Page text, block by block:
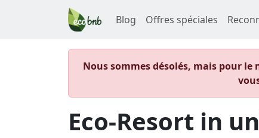
Blog Offres spéciales
Nous sommes désolés, mais pour
Eco-Resort in